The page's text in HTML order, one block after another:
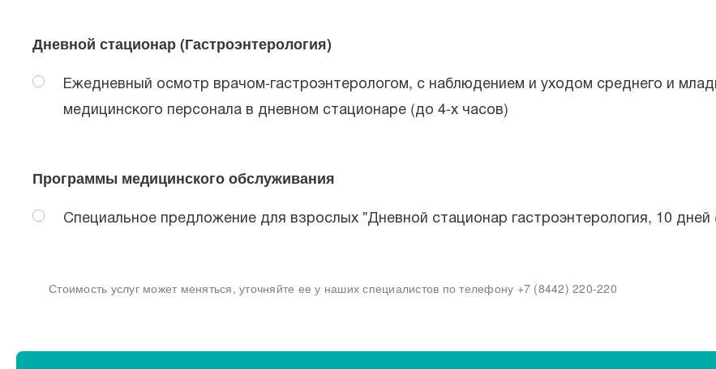
Дневной стационар (Гастроэнтерология)
Ежедневный осмотр врачом-гастроэнтерологом, с наблюдением и уходом среднего и
медицинского персонала в дневном стационаре (до 4-х часов)
Программы медицинского обслуживания
Специальное предложение для взрослых "Дневной стационар гастроэнтерология, 10 дней
Стоимость услуг может меняться, уточняйте ее у наших специалистов по телефону +7 (8442) 220-220